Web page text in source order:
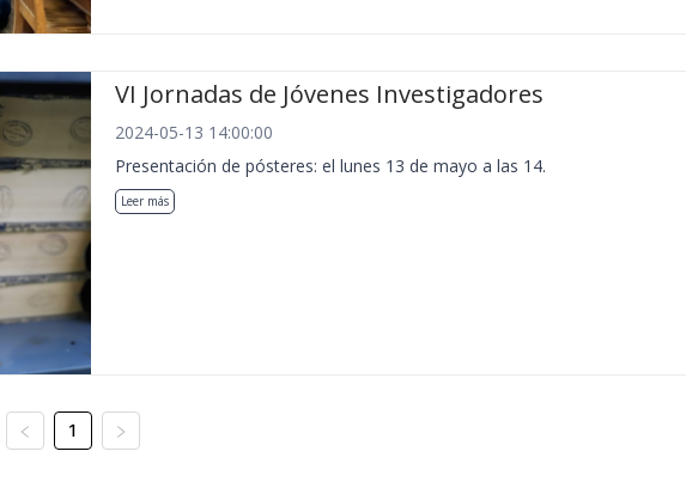
VI Jornadas de Jóvenes Investigadores
2024-05-13 14:00:00
Presentación de pósteres: el lunes 13 de mayo a las 14.
Leer más
1